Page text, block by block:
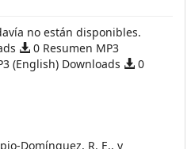
no están disponibles.
0 Resumen MP3
(English) Downloads
0
Domínguez, R. E., y